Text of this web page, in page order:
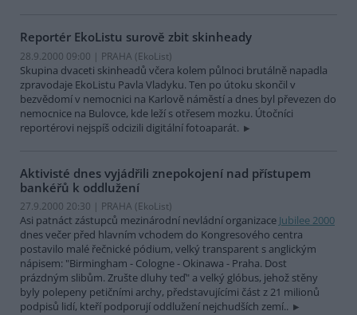
Reportér EkoListu surově zbit skinheady
28.9.2000 09:00 | PRAHA (EkoList)
Skupina dvaceti skinheadů včera kolem půlnoci brutálně napadla
zpravodaje EkoListu Pavla Vladyku. Ten po útoku skončil v
bezvědomí v nemocnici na Karlově náměstí a dnes byl převezen do
nemocnice na Bulovce, kde leží s otřesem mozku. Útočníci
reportérovi nejspíš odcizili digitální fotoaparát.
Aktivisté dnes vyjádřili znepokojení nad přístupem
bankéřů k oddlužení
27.9.2000 20:30 | PRAHA (EkoList)
Asi patnáct zástupců mezinárodní nevládní organizace Jubilee 2000
dnes večer před hlavním vchodem do Kongresového centra
postavilo malé řečnické pódium, velký transparent s anglickým
nápisem: "Birmingham - Cologne - Okinawa - Praha. Dost
prázdným slibům. Zrušte dluhy teď" a velký glóbus, jehož stěny
byly polepeny petičními archy, představujícími část z 21 milionů
podpisů lidí, kteří podporují oddlužení nejchudších zemí..